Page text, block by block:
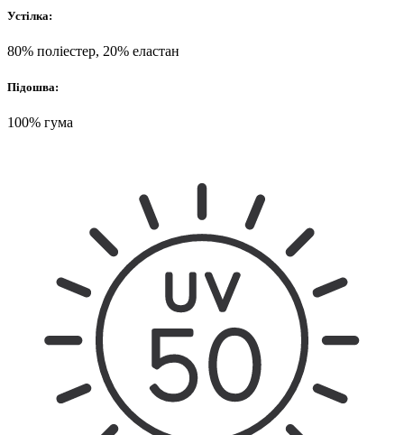
Устілка:
80% поліестер, 20% еластан
Підошва:
100% гума